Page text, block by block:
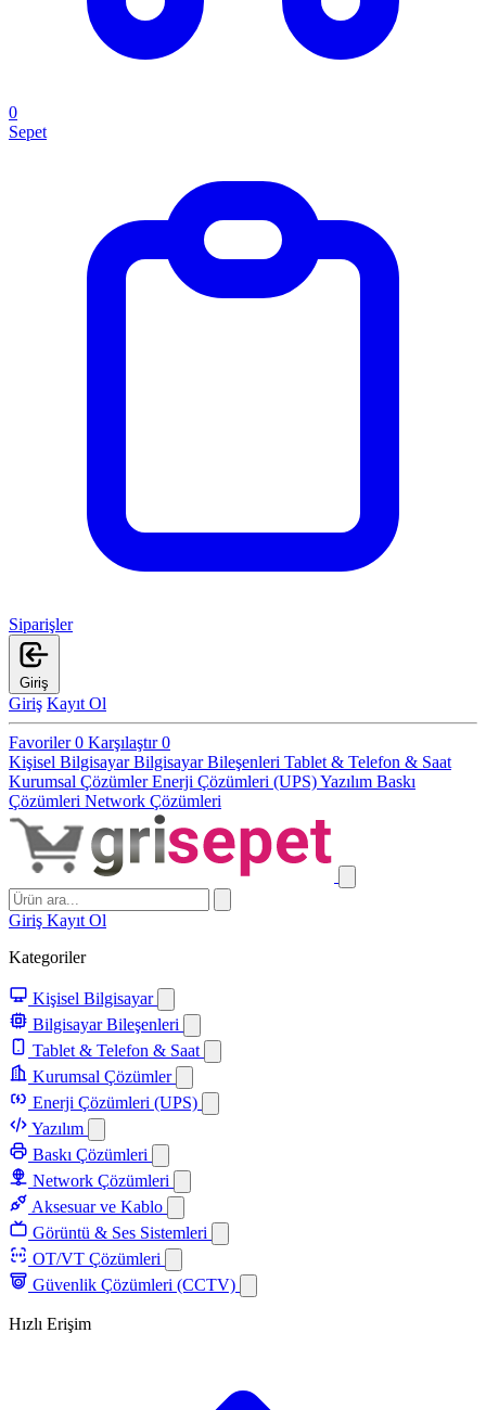
0
Sepet
Siparişler
Giriş
Giriş Kayıt Ol
Favoriler0 Karşılaştır0
Kişisel BilgisayarBilgisayar Bileşenleri Tablet & Telefon & Saat
Kurumsal ÇözümlerEnerji Çözümleri (UPS)Yazılım Baskı
Çözümleri Network Çözümleri
Giriş Kayıt Ol
Kategoriler
Kişisel Bilgisayar
Bilgisayar Bileşenleri
Tablet & Telefon & Saat
Kurumsal Çözümler
Enerji Çözümleri (UPS)
Yazılım
Baskı Çözümleri
Network Çözümleri
Aksesuar ve Kablo
Görüntü & Ses Sistemleri
OT/VT Çözümleri
Güvenlik Çözümleri (CCTV)
Hızlı Erişim